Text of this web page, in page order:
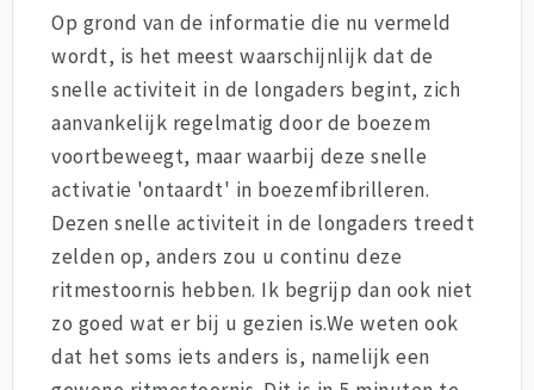
Op grond van de informatie die nu vermeld
wordt, is het meest waarschijnlijk dat de
snelle activiteit in de longaders begint, zich
aanvankelijk regelmatig door de boezem
voortbeweegt, maar waarbij deze snelle
activatie 'ontaardt' in boezemfibrilleren.
Dezen snelle activiteit in de longaders treedt
zelden op, anders zou u continu deze
ritmestoornis hebben. Ik begrijp dan ook niet
zo goed wat er bij u gezien is.We weten ook
dat het soms iets anders is, namelijk een